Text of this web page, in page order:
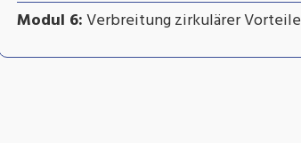
Modul 6:Verbreitung zirkulärer Vorteile